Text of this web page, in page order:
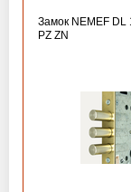
Замок NEMEF DL
PZ ZN